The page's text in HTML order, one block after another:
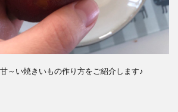
ス
～い焼きいもの作り方をご紹介します♪